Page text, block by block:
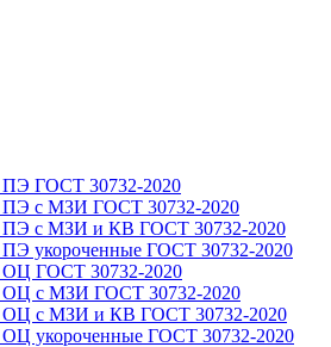
ГОСТ 30732-2020
с МЗИ ГОСТ 30732-2020
ПЭ с МЗИ и КВ ГОСТ 30732-2020
укороченные ГОСТ 30732-2020
ГОСТ 30732-2020
с МЗИ ГОСТ 30732-2020
ОЦ с МЗИ и КВ ГОСТ 30732-2020
укороченные ГОСТ 30732-2020